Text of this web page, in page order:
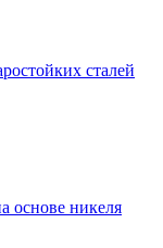
сталей
основе никеля